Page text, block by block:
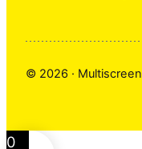
© 2026 · Multiscreen
0